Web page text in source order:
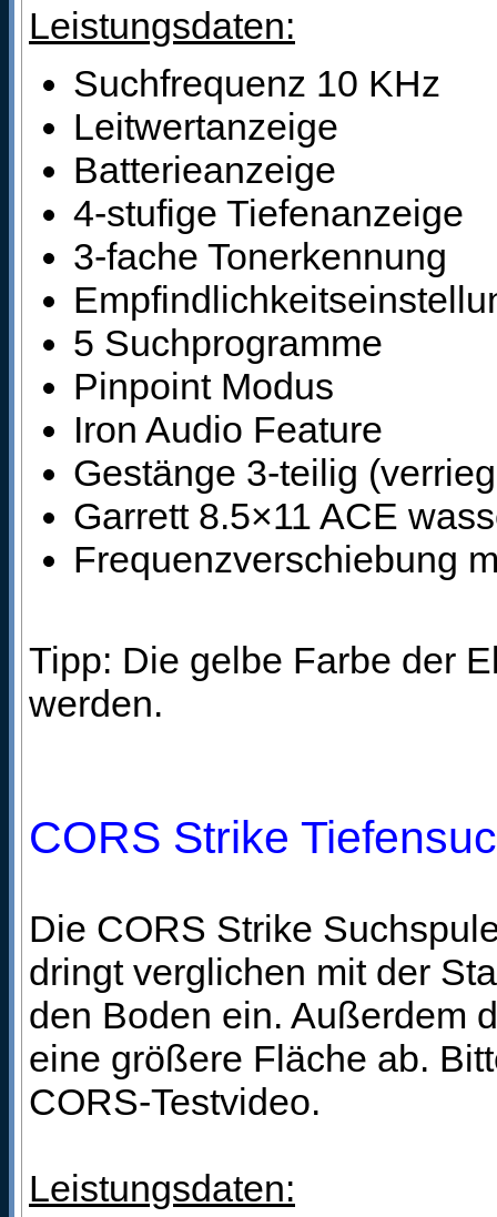
Leistungsdaten:
Suchfrequenz 10 KHz
Leitwertanzeige
Batterieanzeige
4-stufige Tiefenanzeige
3-fache Tonerkennung
5 Suchprogramme
Pinpoint Modus
Iron Audio Feature
Gestänge 3-teilig
Garrett 8.5×11 ACE
Frequenzverschiebung
Tipp: Die gelbe Farbe der
werden.
CORS Strike
Die CORS Strike
dringt verglichen mit der
den Boden ein. Außerdem
eine größere Fläche ab.
CORS-Testvideo.
Leistungsdaten: